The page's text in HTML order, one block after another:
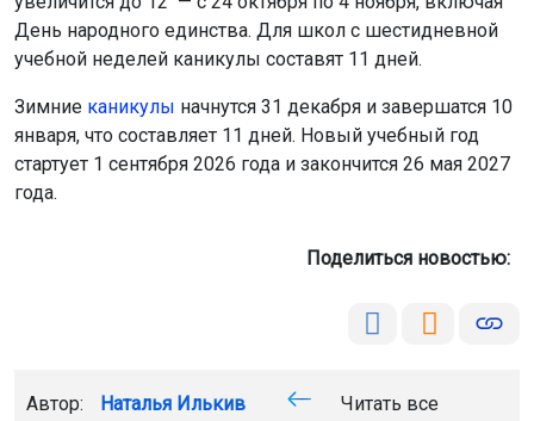
День народного единства. Для школ с шестидневной
учебной неделей каникулы составят 11 дней.
Зимние каникулы начнутся 31 декабря и завершатся 10
января, что составляет 11 дней. Новый учебный год
стартует 1 сентября 2026 года и закончится 26 мая 2027
года.
Поделиться новостью:
Автор: Наталья Илькив
Читать все